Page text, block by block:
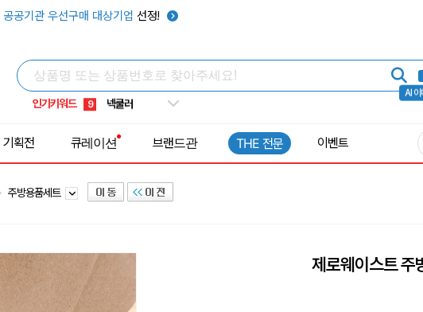
공공기관 우선구매 대상기업 선정!
AI 이
인기키워드
5 키캡
8 쿨토시
9 넥쿨러
1 선풍기
기획전 큐레이션 브랜드관 THE 전문 이벤트
주방용품세트
제로웨이스트